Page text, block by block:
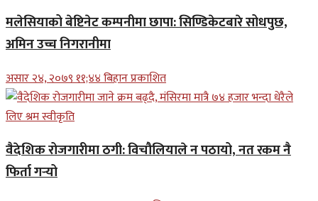
मलेसियाको बेष्टिनेट कम्पनीमा छापा: सिण्डिकेटबारे सोधपुछ,
अमिन उच्च निगरानीमा
असार २४, २०७९ ११;४४ बिहान प्रकाशित
वैदेशिक रोजगारीमा ठगी: विचौलियाले न पठायो, नत रकम नै
फिर्ता गर्‍यो